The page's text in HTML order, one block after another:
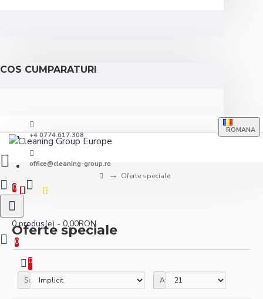
COS CUMPARATURI
+4 0774.617.308
office@cleaning-group.ro
ROMANA
0
0 produs(e) - 0,00RON
0
Oferte speciale
Oferte speciale
0
Sortare Afisare